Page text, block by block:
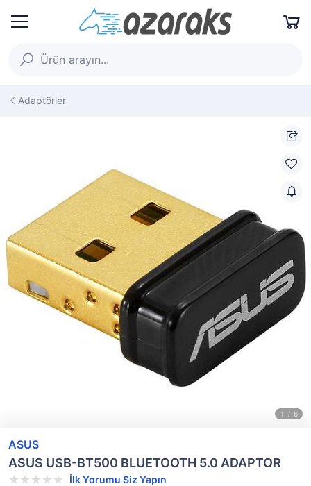
Adaptörler
ASUS
ASUS USB-BT500 BLUETOOTH 5.0 ADAPTOR
İlk Yorumu Siz Yapın